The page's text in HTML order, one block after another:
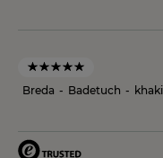
Breda - Badetuch -